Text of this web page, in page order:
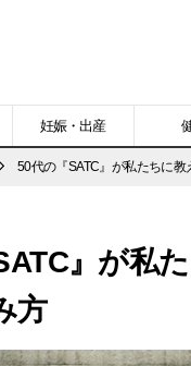
妊娠・出産
50代の『SATC』が私たちに
』が私
方